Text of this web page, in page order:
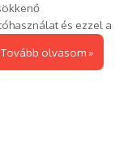
és ezzel a
Tovább olvasom »